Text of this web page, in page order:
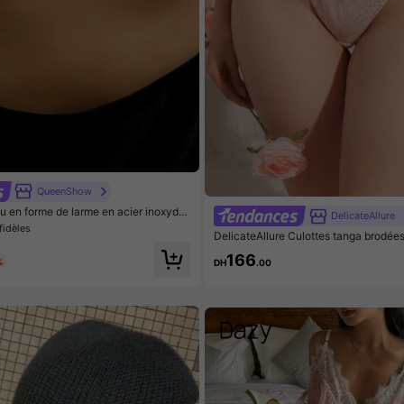
QueenShow
en forme de larme en acier inoxyda
pour un port quotidien, cadeau d
sœur
DelicateAllure
DelicateAllure Culottes tanga
DH166.00